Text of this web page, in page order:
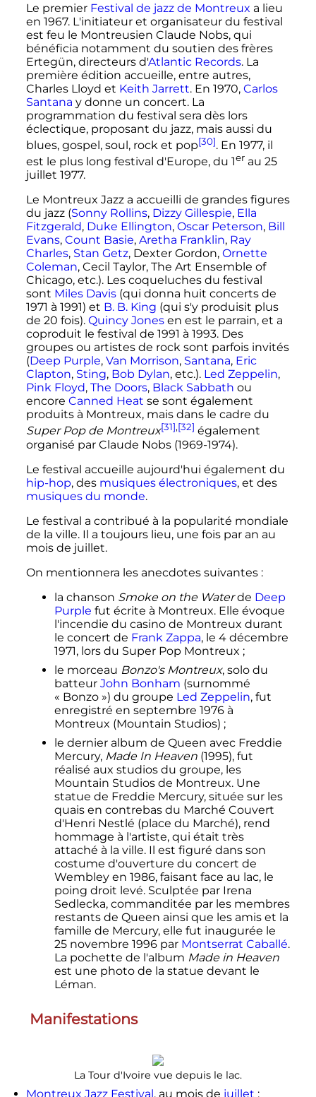
Le premier Festival de jazz de Montreux a lieu
en 1967. L'initiateur et organisateur du festival
est feu le Montreusien Claude Nobs, qui
bénéficia notamment du soutien des frères
Ertegün, directeurs d'Atlantic Records. La
première édition accueille, entre autres,
Charles Lloyd et Keith Jarrett. En 1970, Carlos
Santana y donne un concert. La
programmation du festival sera dès lors
éclectique, proposant du jazz, mais aussi du
blues, gospel, soul, rock et pop[30]. En 1977, il
est le plus long festival d'Europe, du 1er au 25
juillet 1977.
Le Montreux Jazz a accueilli de grandes figures
du jazz (Sonny Rollins, Dizzy Gillespie, Ella
Fitzgerald, Duke Ellington, Oscar Peterson, Bill
Evans, Count Basie, Aretha Franklin, Ray
Charles, Stan Getz, Dexter Gordon, Ornette
Coleman, Cecil Taylor, The Art Ensemble of
Chicago, etc.). Les coqueluches du festival
sont Miles Davis(qui donna huit concerts de
1971 à 1991) et B. B. King (qui s'y produisit plus
de 20 fois). Quincy Jonesen est le parrain, et a
coproduit le festival de 1991 à 1993. Des
groupes ou artistes de rock sont parfois invités
(Deep Purple, Van Morrison, Santana, Eric
Clapton, Sting, Bob Dylan, etc.). Led Zeppelin,
Pink Floyd, The Doors, Black Sabbath ou
encore Canned Heat se sont également
produits à Montreux, mais dans le cadre du
Super Pop de Montreux[31],[32] également
organisé par Claude Nobs (1969-1974).
Le festival accueille aujourd'hui également du
hip-hop, des musiques électroniques, et des
musiques du monde.
Le festival a contribué à la popularité mondiale
de la ville. Il a toujours lieu, une fois par an au
mois de juillet.
On mentionnera les anecdotes suivantes :
la chanson Smoke on the Waterde Deep
Purple fut écrite à Montreux. Elle évoque
l'incendie du casino de Montreux durant
le concert de Frank Zappa, le 4 décembre
1971, lors du Super Pop Montreux ;
le morceau Bonzo's Montreux, solo du
batteur John Bonham (surnommé
« Bonzo ») du groupe Led Zeppelin, fut
enregistré en septembre 1976à
Montreux (Mountain Studios) ;
le dernier album de Queen avec Freddie
Mercury, Made In Heaven(1995), fut
réalisé aux studios du groupe, les
Mountain Studios de Montreux. Une
statue de Freddie Mercury, située sur les
quais en contrebas du Marché Couvert
d'Henri Nestlé (place du Marché), rend
hommage à l'artiste, qui était très
attaché à la ville. Il est figuré dans son
costume d'ouverture du concert de
Wembley en 1986, faisant face au lac, le
poing droit levé. Sculptée par Irena
Sedlecka, commanditée par les membres
restants de Queen ainsi que les amis et la
famille de Mercury, elle fut inaugurée le
25 novembre 1996par Montserrat Caballé.
La pochette de l'album Made in Heaven
est une photo de la statue devant le
Léman.
Manifestations
La Tour d'Ivoire vue depuis le lac.
Montreux Jazz Festival, au mois de juillet ;